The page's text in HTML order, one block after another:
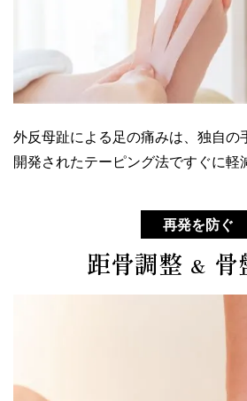
外反母趾による足の痛みは、独自の
開発されたテーピング法ですぐに軽
再発を防ぐ
距骨調整 ＆ 骨